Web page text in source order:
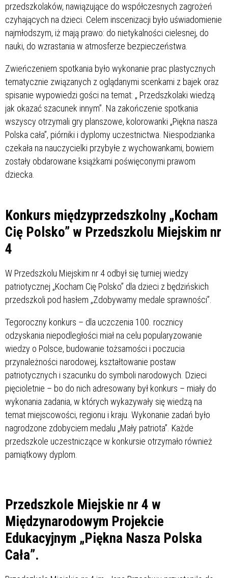
przedszkolaków, nawiązujące do współczesnych zagrożeń
czyhających na dzieci. Celem inscenizacji było uświadomienie
najmłodszym, iż mają prawo: do nietykalności cielesnej, do
nauki, do wzrastania w atmosferze bezpieczeństwa.
Zwieńczeniem spotkania było wykonanie prac plastycznych
tematycznie związanych z oglądanymi scenkami z bajek oraz
spisanie wypowiedzi gości na temat: „ Przedszkolaki wiedzą
jak okazać szacunek innym”. Na zakończenie spotkania
wszyscy otrzymali gry planszowe, kolorowanki „Piękna nasza
Polska cała”, piórniki i dyplomy uczestnictwa. Niespodzianka
czekała na nauczycielki przybyłe z wychowankami, bowiem
zostały obdarowane książkami poświęconymi prawom
dziecka.
Konkurs międzyprzedszkolny „Kocham
Cię Polsko” w Przedszkolu Miejskim nr
4
W Przedszkolu Miejskim nr 4 odbył się turniej wiedzy
patriotycznej „Kocham Cię Polsko” dla dzieci z będzińskich
przedszkoli pod hasłem „Zdobywamy medale sprawności”.
Tegoroczny konkurs – dla uczczenia 100. rocznicy
odzyskania niepodległości miał na celu popularyzowanie
wiedzy o Polsce, budowanie tożsamości i poczucia
przynależności narodowej, kształtowanie postaw
patriotycznych i szacunku do symboli narodowych. Dzieci
pięcioletnie – bo do nich adresowany był konkurs – miały do
wykonania zadania, w których wykazywały się wiedzą na
temat miejscowości, regionu i kraju. Wykonanie zadań było
nagrodzone zdobyciem medalu „Mały patriota”. Każde
przedszkole uczestniczące w konkursie otrzymało również
pamiątkowy dyplom.
Przedszkole Miejskie nr 4 w
Międzynarodowym Projekcie
Edukacyjnym „Piękna Nasza Polska
Cała”.